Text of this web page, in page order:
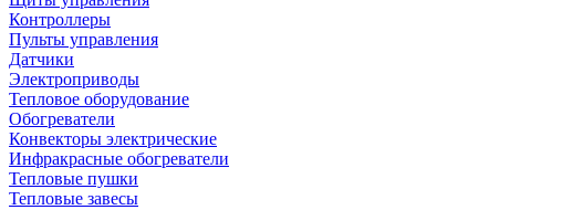
Контроллеры
Пульты управления
Датчики
Электроприводы
Тепловое оборудование
Обогреватели
Конвекторы электрические
Инфракрасные обогреватели
Тепловые пушки
Тепловые завесы